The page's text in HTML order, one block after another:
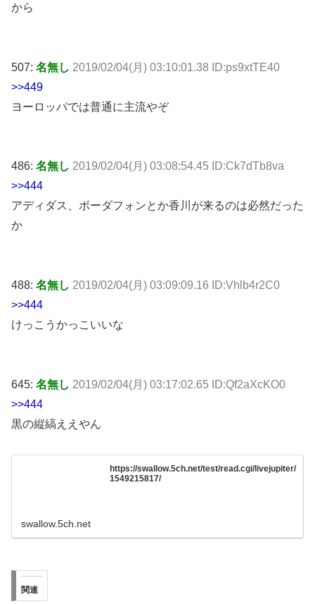
から
507: 名無し 2019/02/04(月) 03:10:01.38 ID:ps9xtTE40
>>449
ヨーロッパでは普通に主流やぞ
486: 名無し 2019/02/04(月) 03:08:54.45 ID:Ck7dTb8va
>>444
アディダス、ボーダフォンとか香川が来るのは必然だった
か
488: 名無し 2019/02/04(月) 03:09:09.16 ID:Vhlb4r2C0
>>444
けっこうかっこいいな
645: 名無し 2019/02/04(月) 03:17:02.65 ID:Qf2aXcKO0
>>444
黒の縦縞ええやん
https://swallow.5ch.net/test/read.cgi/livejupiter/
1549215817/
swallow.5ch.net
関連